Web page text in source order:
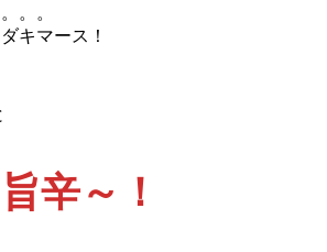
。。
キマース！
旨辛～！